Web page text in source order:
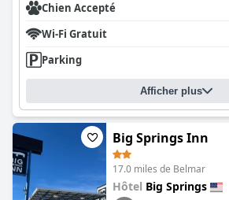
Chien Accepté
Wi-Fi Gratuit
Parking
Afficher plus
Big Springs Inn
17.0 miles de Belmar
Hôtel Big Springs